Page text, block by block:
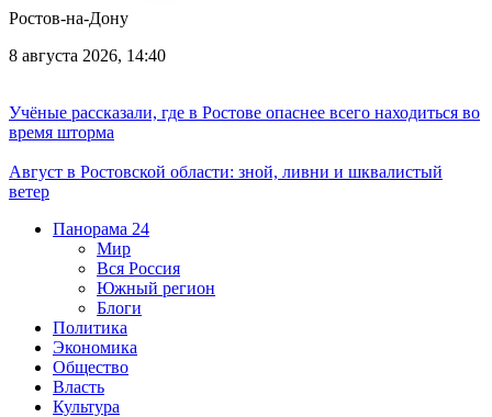
Ростов-на-Дону
8 августа 2026, 14:40
Учёные рассказали, где в Ростове опаснее всего находиться во
время шторма
Август в Ростовской области: зной, ливни и шквалистый
ветер
Панорама 24
Мир
Вся Россия
Южный регион
Блоги
Политика
Экономика
Общество
Власть
Культура